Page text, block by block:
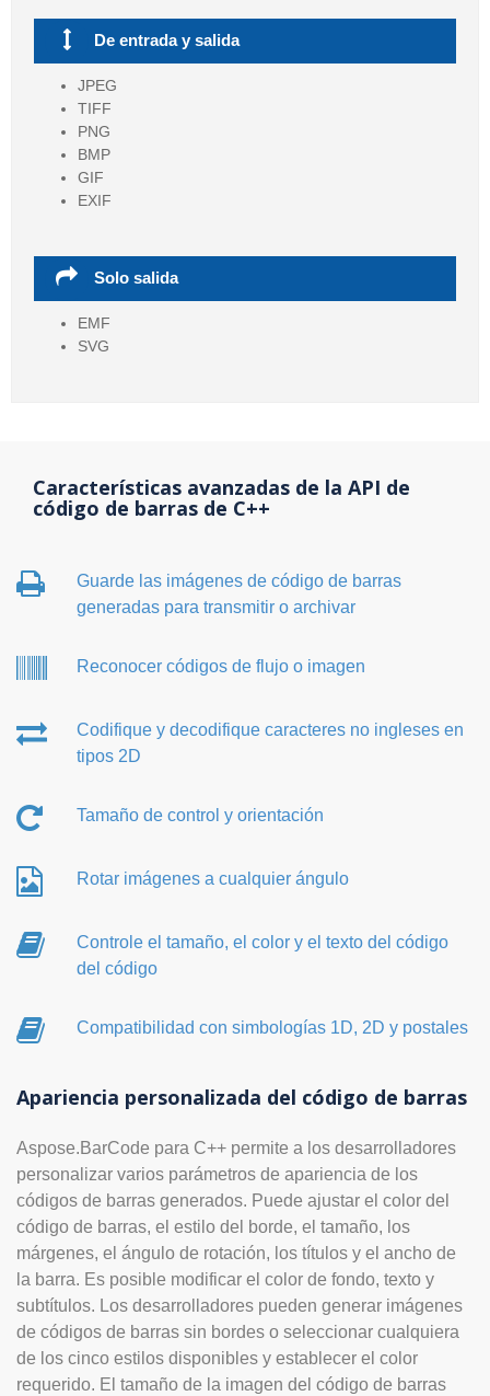
De entrada y salida
JPEG
TIFF
PNG
BMP
GIF
EXIF
Solo salida
EMF
SVG
Características avanzadas de la API de
código de barras de C++
Guarde las imágenes de código de barras
generadas para transmitir o archivar
Reconocer códigos de flujo o imagen
Codifique y decodifique caracteres no ingleses en
tipos 2D
Tamaño de control y orientación
Rotar imágenes a cualquier ángulo
Controle el tamaño, el color y el texto del código
del código
Compatibilidad con simbologías 1D, 2D y postales
Apariencia personalizada del código de barras
Aspose.BarCode para C++ permite a los desarrolladores
personalizar varios parámetros de apariencia de los
códigos de barras generados. Puede ajustar el color del
código de barras, el estilo del borde, el tamaño, los
márgenes, el ángulo de rotación, los títulos y el ancho de
la barra. Es posible modificar el color de fondo, texto y
subtítulos. Los desarrolladores pueden generar imágenes
de códigos de barras sin bordes o seleccionar cualquiera
de los cinco estilos disponibles y establecer el color
requerido. El tamaño de la imagen del código de barras